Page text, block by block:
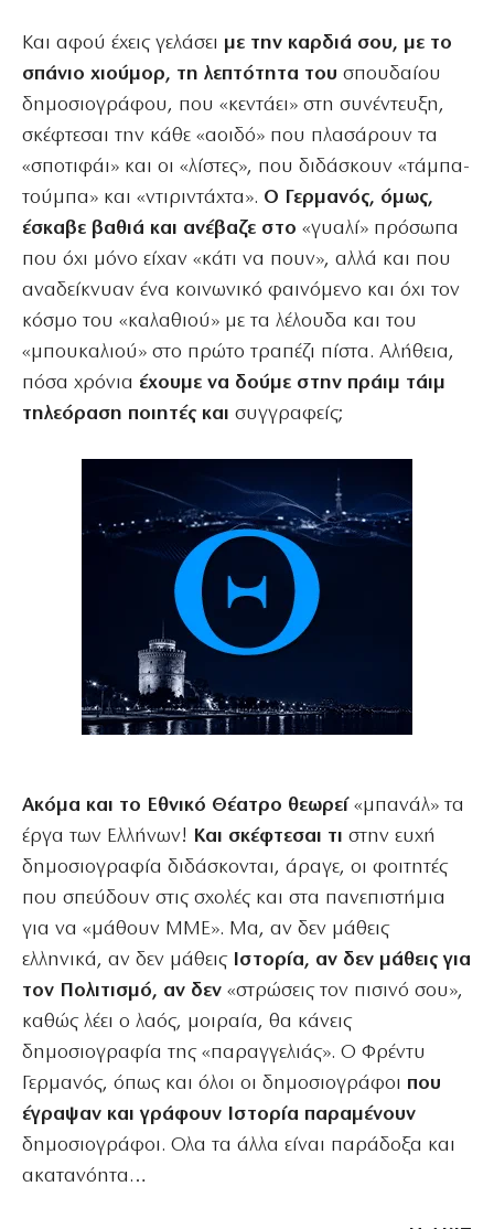
Και αφού έχεις γελάσει με την καρδιά σου, με το
σπάνιο χιούμορ, τη λεπτότητα του σπουδαίου
δημοσιογράφου, που «κεντάει» στη συνέντευξη,
σκέφτεσαι την κάθε «αοιδό» που πλασάρουν τα
«σποτιφάι» και οι «λίστες», που διδάσκουν «τάμπα-
τούμπα» και «ντιριντάχτα». Ο Γερμανός, όμως,
έσκαβε βαθιά και ανέβαζε στο «γυαλί» πρόσωπα
που όχι μόνο είχαν «κάτι να πουν», αλλά και που
αναδείκνυαν ένα κοινωνικό φαινόμενο και όχι τον
κόσμο του «καλαθιού» με τα λέλουδα και του
«μπουκαλιού» στο πρώτο τραπέζι πίστα. Αλήθεια,
πόσα χρόνια έχουμε να δούμε στην πράιμ τάιμ
τηλεόραση ποιητές και συγγραφείς;
Ακόμα και το Εθνικό Θέατρο θεωρεί«μπανάλ» τα
έργα των Ελλήνων! Και σκέφτεσαι τι στην ευχή
δημοσιογραφία διδάσκονται, άραγε, οι φοιτητές
που σπεύδουν στις σχολές και στα πανεπιστήμια
για να «μάθουν ΜΜΕ». Μα, αν δεν μάθεις
ελληνικά, αν δεν μάθεις Ιστορία, αν δεν μάθεις για
τον Πολιτισμό, αν δεν «στρώσεις τον πισινό σου»,
καθώς λέει ο λαός, μοιραία, θα κάνεις
δημοσιογραφία της «παραγγελιάς». Ο Φρέντυ
Γερμανός, όπως και όλοι οι δημοσιογράφοι που
έγραψαν και γράφουν Ιστορία παραμένουν
δημοσιογράφοι. Ολα τα άλλα είναι παράδοξα και
ακατανόητα…